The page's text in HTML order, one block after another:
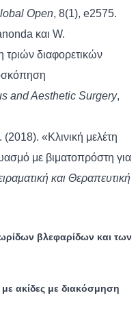
Open, 8(1), e2575.
και W.
διαφορετικών
and Aesthetic Surgery,
«Κλινική μελέτη
με βιματοπρόστη για
και Θεραπευτική
βλεφαρίδων και των
ακίδες με διακόσμηση